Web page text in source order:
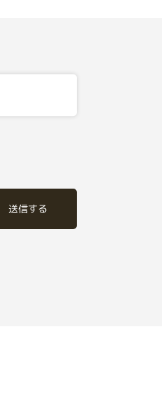
送信する